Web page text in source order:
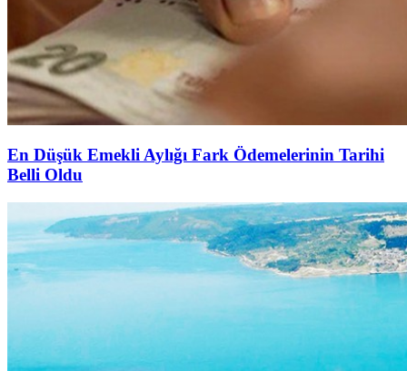
En Düşük Emekli Aylığı Fark Ödemelerinin Tarihi
Belli Oldu